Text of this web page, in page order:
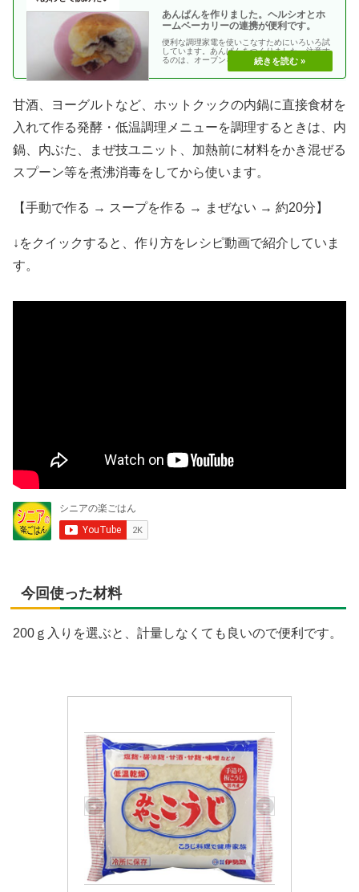
あんぱんを作りました。ヘルシオとホ
ームベーカリーの連携が便利です。
便利な調理家電を使いこなすためにいろいろ試
しています。あんぱんをつくりました。注意す
るのは、オーブンを予熱するとき。つい、流れ
でパンを入れて・・
甘酒、ヨーグルトなど、ホットクックの内鍋に直接食材を
入れて作る発酵・低温調理メニューを調理するときは、内
鍋、内ぶた、まぜ技ユニット、加熱前に材料をかき混ぜる
スプーン等を煮沸消毒をしてから使います。
【手動で作る → スープを作る → まぜない → 約20分】
↓をクイックすると、作り方をレシピ動画で紹介していま
す。
今回使った材料
200ｇ入りを選ぶと、計量しなくても良いので便利です。